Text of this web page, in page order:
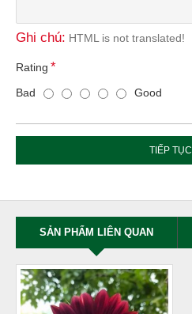
Ghi chú: HTML is not translated!
Rating
Bad
Good
TIẾP TỤC
SẢN PHẨM LIÊN QUAN